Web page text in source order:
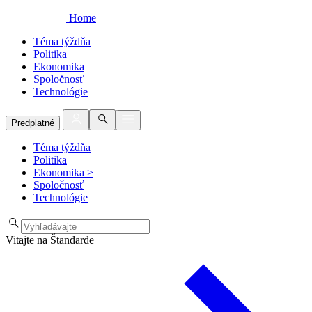
Home
Téma týždňa
Politika
Ekonomika
Spoločnosť
Technológie
Predplatné
Téma týždňa
Politika
Ekonomika >
Spoločnosť
Technológie
Vitajte na Štandarde